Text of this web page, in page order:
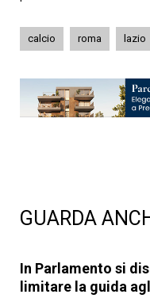
calcio roma lazio
GUARDA
In Parlamento si
limitare la guida